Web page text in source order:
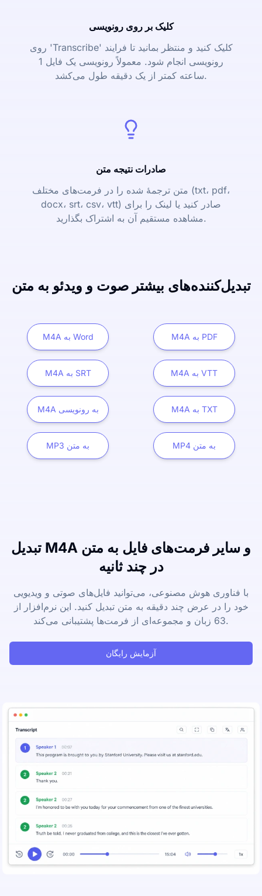
کلیک بر روی رونویسی
روی 'Transcribe' کلیک کنید و منتظر بمانید تا فرایند
رونویسی انجام شود. معمولاً رونویسی یک فایل 1
ساعته کمتر از یک دقیقه طول می‌کشد.
صادرات نتیجه متن
متن ترجمۀ شده را در فرمت‌های مختلف (txt، pdf،
docx، srt، csv، vtt) صادر کنید یا لینک را برای
مشاهده مستقیم آن به اشتراک بگذارید.
تبدیل‌کننده‌های بیشتر صوت و ویدئو به متن
M4A به Word M4A به PDF
M4A به SRT M4A به VTT
M4A به رونویسی M4A به TXT
MP3 به متن MP4 به متن
تبدیل M4A و سایر فرمت‌های فایل به متن
در چند ثانیه
با فناوری هوش مصنوعی، می‌توانید فایل‌های صوتی و ویدیویی
خود را در عرض چند دقیقه به متن تبدیل کنید. این نرم‌افزار از
63 زبان و مجموعه‌ای از فرمت‌ها پشتیبانی می‌کند.
آزمایش رایگان